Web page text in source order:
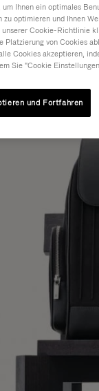
Ihnen ein optimales
optimieren und Ihnen
Cookie-Richtlinie
Platzierung von Cookies
Cookies akzeptieren,
Sie "Cookie
und Fortfahren